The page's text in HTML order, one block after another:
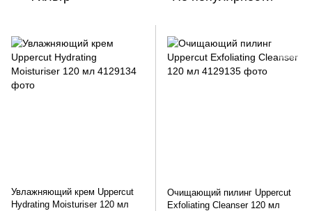
Увлажняющий крем Uppercut
Hydrating Moisturiser 120 мл
Очищающий пилинг Uppercut
Exfoliating Cleanser 120 мл